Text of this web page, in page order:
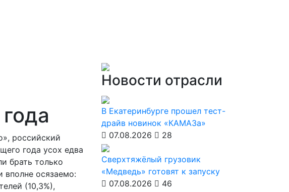
российский
года усох едва
брать только
вполне осязаемо:
(10,3%),
Новости отрасли
В Екатеринбурге прошел тест-
драйв новинок «КАМАЗа»
07.08.2026
28
Сверхтяжёлый грузовик
«Медведь» готовят к запуску
07.08.2026
46